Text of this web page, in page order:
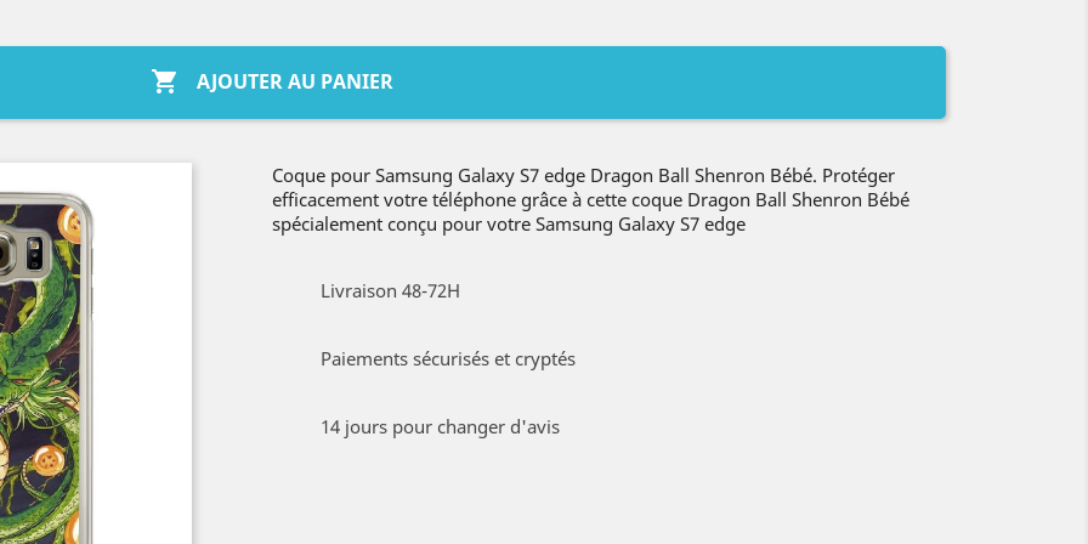
 AJOUTER AU PANIER
Coque pour Samsung Galaxy S7 edge Dragon Ball Shenron Bébé. Protéger
efficacement votre téléphone grâce à cette coque Dragon Ball Shenron Bébé
spécialement conçu pour votre Samsung Galaxy S7 edge
Livraison 48-72H
Paiements sécurisés et cryptés
14 jours pour changer d'avis